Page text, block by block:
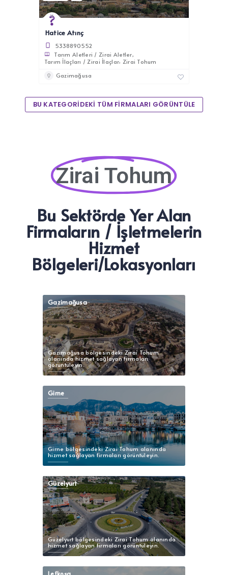
Hatice Atınç
5338890552
Tarım Aletleri / Zirai Aletler
Tarım İlaçları / Zirai İlaçlar Zirai Tohum
Gazimağusa
BU KATEGORİDEKİ TÜM FİRMALARI GÖRÜNTÜLE
Zirai Tohum
Bu Sektörde Yer Alan
Firmaların / İşletmelerin
Hizmet
Bölgeleri/Lokasyonları
Gazimağusa
Gazimağusa bölgesindeki Zirai Tohum
alanında hizmet sağlayan firmaları
görüntüleyin.
Girne
Girne bölgesindeki Zirai Tohum alanında
hizmet sağlayan firmaları görüntüleyin.
Güzelyurt
Güzelyurt bölgesindeki Zirai Tohum alanında
hizmet sağlayan firmaları görüntüleyin.